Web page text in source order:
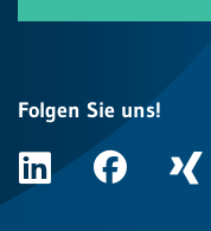
Folgen Sie uns!